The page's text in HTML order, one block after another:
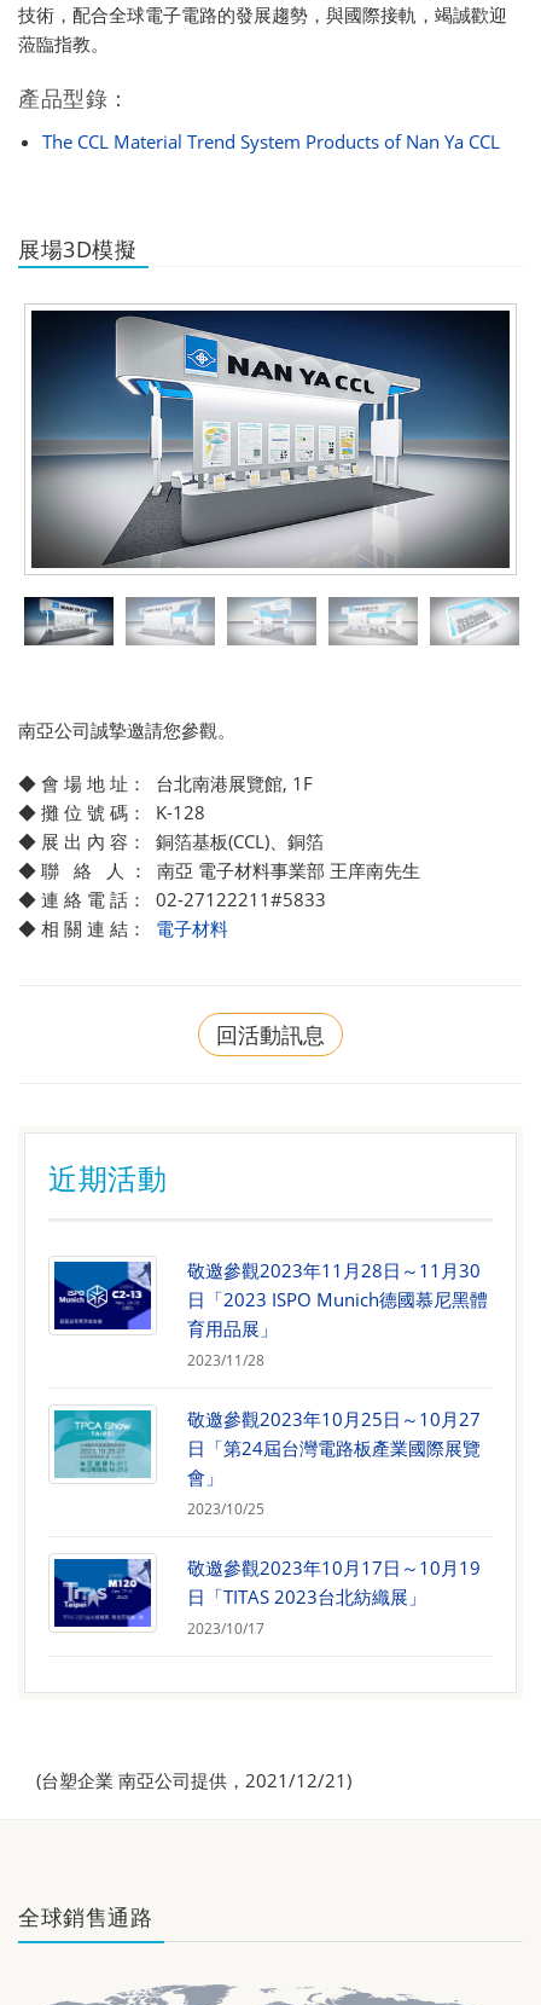
技術，配合全球電子電路的發展趨勢，與國際接軌，竭誠歡迎
蒞臨指教。
產品型錄：
The CCL Material Trend System Products of Nan Ya CCL
展場3D模擬
南亞公司誠摯邀請您參觀。
◆ 會 場 地 址： 台北南港展覽館, 1F
◆ 攤 位 號 碼： K-128
◆ 展 出 內 容： 銅箔基板(CCL)、銅箔
◆ 聯 絡 人 ： 南亞 電子材料事業部 王庠南先生
◆ 連 絡 電 話： 02-27122211#5833
◆ 相 關 連 結： 電子材料
回活動訊息
近期活動
敬邀參觀2023年11月28日～11月30
日「2023 ISPO Munich德國慕尼黑體
育用品展」
2023/11/28
敬邀參觀2023年10月25日～10月27
日「第24屆台灣電路板產業國際展覽
會」
2023/10/25
敬邀參觀2023年10月17日～10月19
日「TITAS 2023台北紡織展」
2023/10/17
(台塑企業 南亞公司提供，2021/12/21)
全球銷售通路